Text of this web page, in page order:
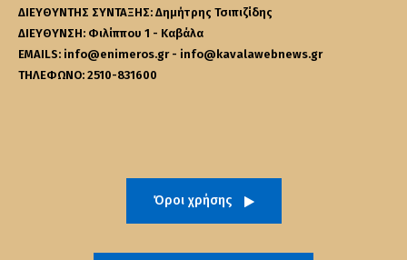
ΔΙΕΥΘΥΝΤΗΣ ΣΥΝΤΑΞΗΣ: Δημήτρης Τσιπιζίδης
ΔΙΕΥΘΥΝΣΗ: Φιλίππου 1 - Καβάλα
EMAILS: info@enimeros.gr - info@kavalawebnews.gr
ΤΗΛΕΦΩΝΟ: 2510-831600
Όροι χρήσης